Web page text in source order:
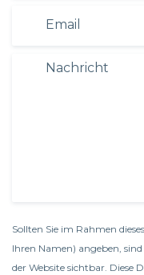
Sollten Sie im Rahmen
Ihren Namen) angeben,
der Website sichtbar. Diese